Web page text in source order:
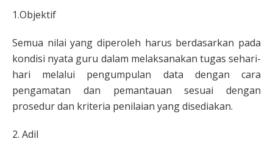
1.Objektif
Semua nilai yang diperoleh harus berdasarkan pada
kondisi nyata guru dalam melaksanakan tugas sehari-
hari melalui pengumpulan data dengan cara
pengamatan dan pemantauan sesuai dengan
prosedur dan kriteria penilaian yang disediakan.
2. Adil